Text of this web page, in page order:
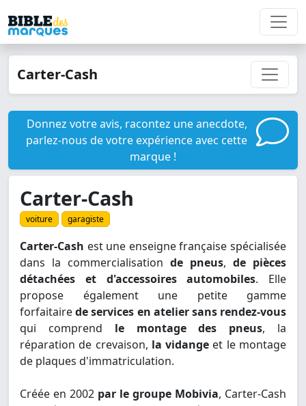
Carter-Cash
Donnez votre avis, racontez une anecdote,
parlez-nous de votre expérience avec cette
marque !
Carter-Cash
voiture garagiste
Carter-Cash est une enseigne française spécialisée
dans la commercialisation de pneus, de pièces
détachées et d'accessoires automobiles. Elle
propose également une petite gamme
forfaitairede services en atelier sans rendez-vous
qui comprend le montage des pneus, la
réparation de crevaison, la vidange et le montage
de plaques d'immatriculation.
Créée en 2002 par le groupe Mobivia, Carter-Cash